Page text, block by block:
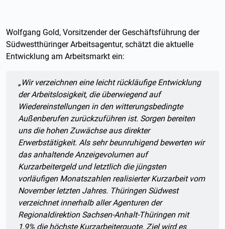
Wolfgang Gold, Vorsitzender der Geschäftsführung der
Südwestthüringer Arbeitsagentur, schätzt die aktuelle
Entwicklung am Arbeitsmarkt ein:
Zitat:
„Wir verzeichnen eine leicht rückläufige Entwicklung
der Arbeitslosigkeit, die überwiegend auf
Wiedereinstellungen in den witterungsbedingte
Außenberufen zurückzuführen ist. Sorgen bereiten
uns die hohen Zuwächse aus direkter
Erwerbstätigkeit. Als sehr beunruhigend bewerten wir
das anhaltende Anzeigevolumen auf
Kurzarbeitergeld und letztlich die jüngsten
vorläufigen Monatszahlen realisierter Kurzarbeit vom
November letzten Jahres. Thüringen Südwest
verzeichnet innerhalb aller Agenturen der
Regionaldirektion Sachsen-Anhalt-Thüringen mit
1,9% die höchste Kurzarbeiterquote. Ziel wird es